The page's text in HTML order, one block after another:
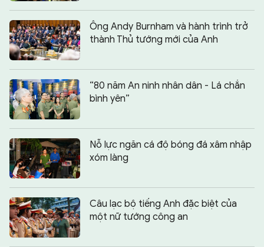
Ông Andy Burnham và hành trình trở
thành Thủ tướng mới của Anh
“80 năm An ninh nhân dân - Lá chắn
bình yên”
Nỗ lực ngăn cá độ bóng đá xâm nhập
xóm làng
Câu lạc bộ tiếng Anh đặc biệt của
một nữ tướng công an